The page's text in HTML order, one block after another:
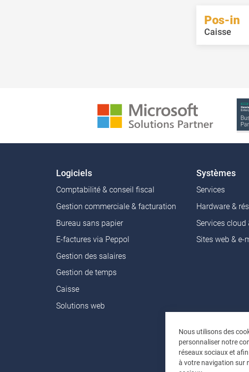
Nous utilisons des
personnaliser notre
réseaux sociaux et
à votre navigation sur
Pos-in
Caisse
Logiciels
Comptabilité & conseil fiscal
Gestion commerciale & facturation
Bureau sans papier
E-factures via Peppol
Gestion des salaires
Gestion de temps
Caisse
Solutions web
Systèmes
Services
Hardware &
Services
Sites web & e-